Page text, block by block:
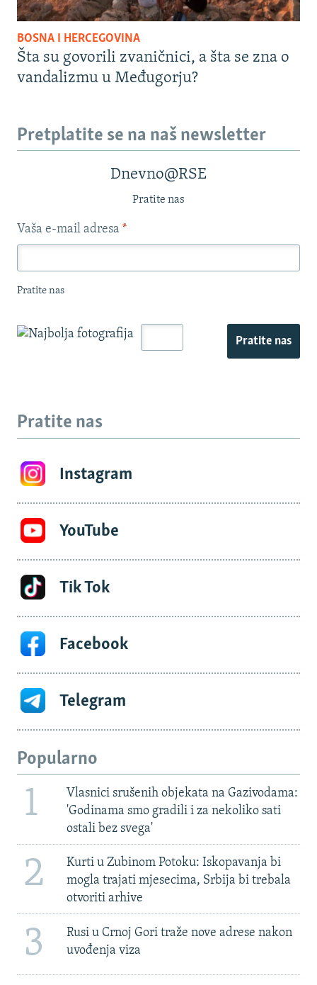
BOSNA I HERCEGOVINA
Šta su govorili zvaničnici, a šta se zna o
vandalizmu u Međugorju?
Pretplatite se na naš newsletter
Dnevno@RSE
Pratite nas
Vaša e-mail adresa *
Pratite nas
Pratite nas
Pratite nas
Instagram
YouTube
Tik Tok
Facebook
Telegram
Popularno
1
Vlasnici srušenih objekata na Gazivodama:
'Godinama smo gradili i za nekoliko sati
ostali bez svega'
2
Kurti u Zubinom Potoku: Iskopavanja bi
mogla trajati mjesecima, Srbija bi trebala
otvoriti arhive
3
Rusi u Crnoj Gori traže nove adrese nakon
uvođenja viza